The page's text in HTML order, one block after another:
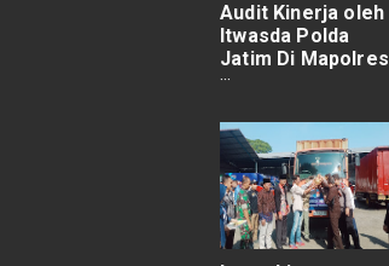
Audit Kinerja oleh
Itwasda Polda
Jatim Di Mapolres
Pasuruan Kota